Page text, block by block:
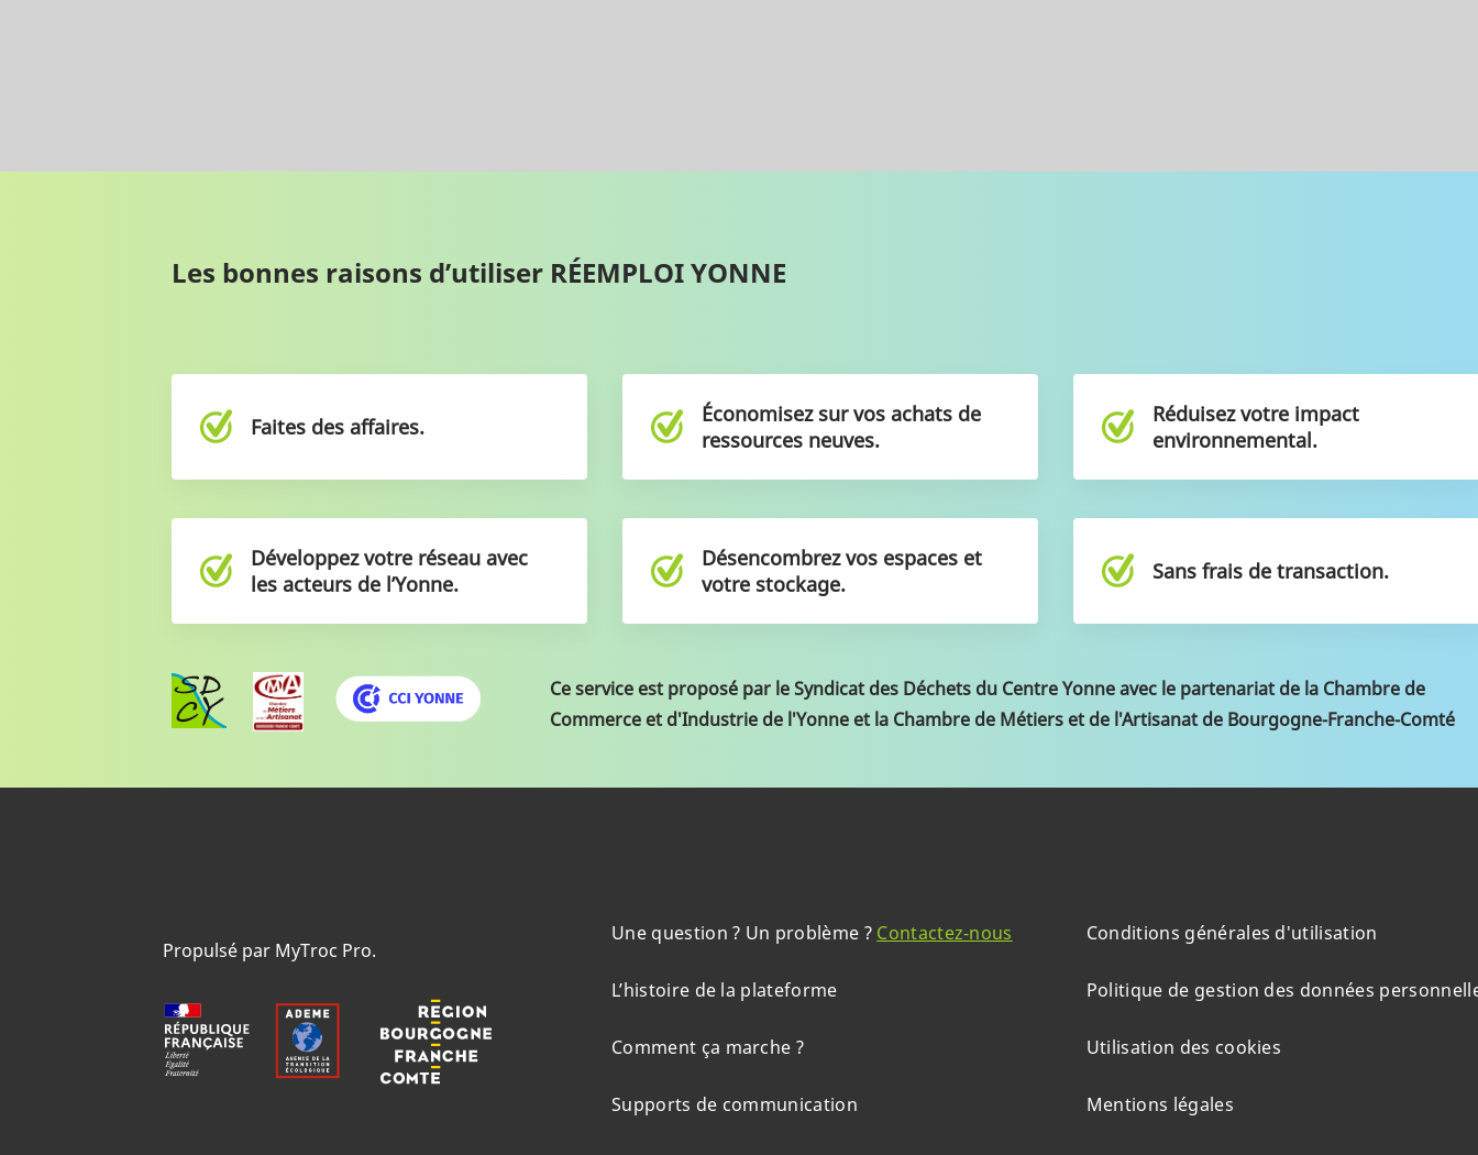
Les bonnes raisons d’utiliser RÉEMPLOI YONNE
Faites des affaires.
Économisez sur vos achats de
ressources neuves.
Réduisez votre impact
environnemental.
Développez votre réseau avec
les acteurs de l’Yonne.
Désencombrez vos espaces et
votre stockage.
Sans frais de transaction.
Ce service est proposé par le Syndicat des Déchets du Centre Yonne avec le partenariat de la Chambre de
Commerce et d'Industrie de l'Yonne et la Chambre de Métiers et de l'Artisanat de Bourgogne-Franche-Comté
Propulsé par MyTroc Pro.
Une question ? Un problème ? Contactez-nous
L’histoire de la plateforme
Comment ça marche ?
Supports de communication
Conditions générales d'utilisation
Politique de gestion des données
Utilisation des cookies
Mentions légales